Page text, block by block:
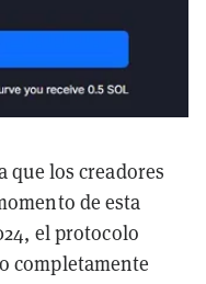
los creadores
de esta
el protocolo
completamente